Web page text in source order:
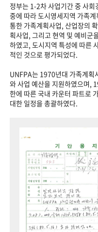
정부는 1-2차 사업기간 중 사
중에 따라 도시영세지역 가족
통한 가족계획사업, 산업장의
획사업, 그리고 현역 및 예비군
하였고, 도시지역 특성에 따른
적인 것으로 평가되었다.
UNFPA는 1970년대 가족계획
와 사업 예산을 지원하였으며,
한에 따른 국내 카운터 파트로
대한 일정을 총괄하였다.